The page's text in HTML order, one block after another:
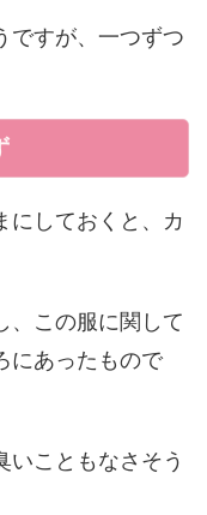
ですが、一つずつ
にしておくと、カ
、この服に関して
にあったもので
いこともなさそう